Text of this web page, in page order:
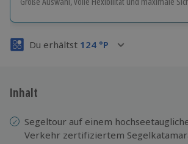
Volle Flexibilität
3 Jahre gültig & verlängerbar.
Du erhältst 124 °P
Inhalt
Segeltour auf einem
Verkehr zertifiziertem